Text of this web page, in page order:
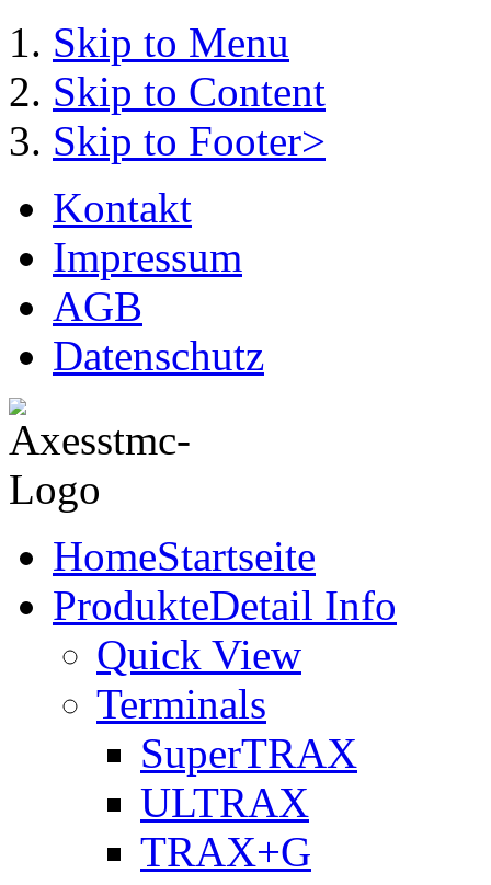
Skip to Menu
Skip to Content
Skip to Footer>
Kontakt
Impressum
AGB
Datenschutz
HomeStartseite
ProdukteDetail Info
Quick View
Terminals
SuperTRAX
ULTRAX
TRAX+G